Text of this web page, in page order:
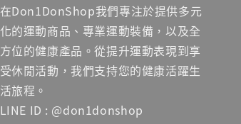
在Don1DonShop我們專注於提供多元
化的運動商品、專業運動裝備，以及全
方位的健康產品。從提升運動表現到享
受休閒活動，我們支持您的健康活躍生
活旅程。
LINE ID : @don1donshop